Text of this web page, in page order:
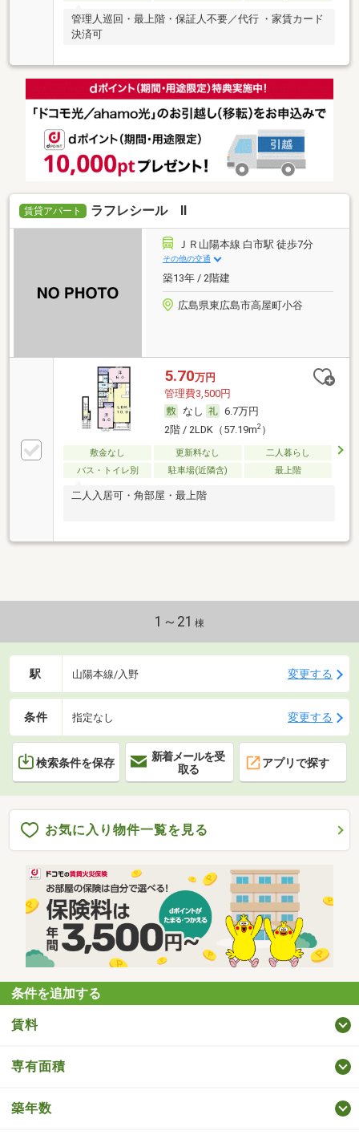
管理人巡回・最上階・保証人不要／代行 ・家賃カード
決済可
賃貸アパート ラフレシール Ⅱ
ＪＲ山陽本線 白市駅 徒歩7分
その他の交通
築13年 / 2階建
広島県東広島市高屋町小谷
5.70万円
管理費3,500円
なし
6.7万円
2階 / 2LDK（57.19m2）
敷金なし 更新料なし
二人暮らし
バス・トイレ別
駐車場(近隣含) 最上階
二人入居可・角部屋・最上階
1～21 棟
駅 山陽本線/入野 変更する
条件 指定なし 変更する
検索条件を保存
新着メールを受
取る
アプリで探す
お気に入り物件一覧を見る
条件を追加する
賃料
専有面積
築年数